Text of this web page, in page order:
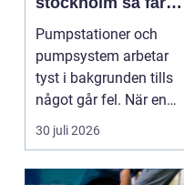
du driftsäkra
anläggningar året
runt
Pumpstationer och
pumpsystem arbetar
tyst i bakgrunden tills
något går fel. När en
pump stannar hand...
30 juli 2026